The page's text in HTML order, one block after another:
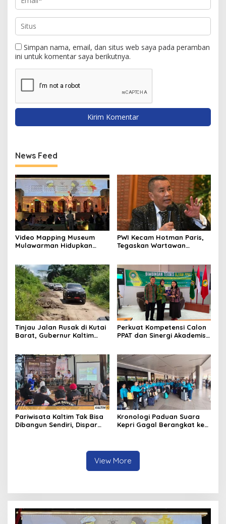
Simpan nama, email, dan situs web saya pada peramban
ini untuk komentar saya berikutnya.
News Feed
Video Mapping Museum
Mulawarman Hidupkan
PWI Kecam Hotman Paris,
Tegaskan Wartawan
Tinjau Jalan Rusak di Kutai
Barat, Gubernur Kaltim
Perkuat Kompetensi Calon
PPAT dan Sinergi Akademis,
Pariwisata Kaltim Tak Bisa
Dibangun Sendiri, Dispar
Kronologi Paduan Suara
Kepri Gagal Berangkat ke
View More